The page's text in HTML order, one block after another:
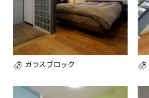
ガラスブロック